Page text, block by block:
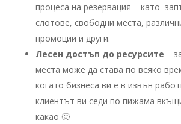
процеса на резервация – като
слотове, свободни места,
промоции и други.
Лесен достъп до ресурсите –
места може да става по всяко
когато бизнеса ви е в извън
клиентът ви седи по пижама
какао 🙂